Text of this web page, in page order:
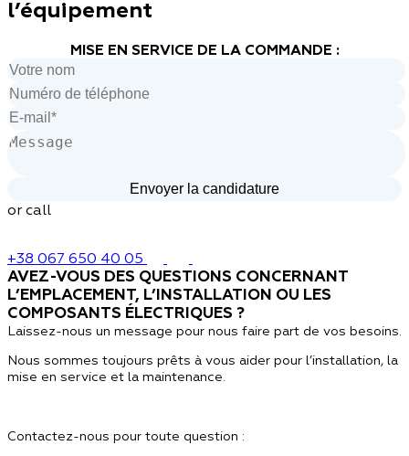
l’équipement
MISE EN SERVICE DE LA COMMANDE :
or call
+38 067 650 40 05
AVEZ-VOUS DES QUESTIONS CONCERNANT
L’EMPLACEMENT, L’INSTALLATION OU LES
COMPOSANTS ÉLECTRIQUES ?
Laissez-nous un message pour nous faire part de vos besoins.
Nous sommes toujours prêts à vous aider pour l’installation, la
mise en service et la maintenance.
Contactez-nous pour toute question :